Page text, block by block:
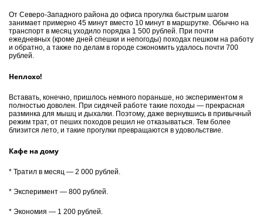
От Северо-За­пад­ного района до офиса прогулка быстрым шагом
занимает примерно 45 минут вместо 10 минут в маршрутке. Обычно на
транспорт в месяц уходило порядка 1 500 рублей. При почти
ежедневных (кроме дней спешки и непогоды) походах пешком на работу
и обратно, а также по делам в городе сэкономить удалось почти 700
рублей.
Неплохо!
Вставать, конечно, пришлось немного пораньше, но экспериментом я
полностью доволен. При сидячей работе такие походы — прекрасная
разминка для мышц и дыхалки. Поэтому, даже вернувшись в привычный
режим трат, от пеших походов решил не отказываться. Тем более
близится лето, и такие прогулки превращаются в удовольствие.
Кафе на дому
* Тратил в месяц — 2 000 рублей.
* Эксперимент — 800 рублей.
* Экономия — 1 200 рублей.